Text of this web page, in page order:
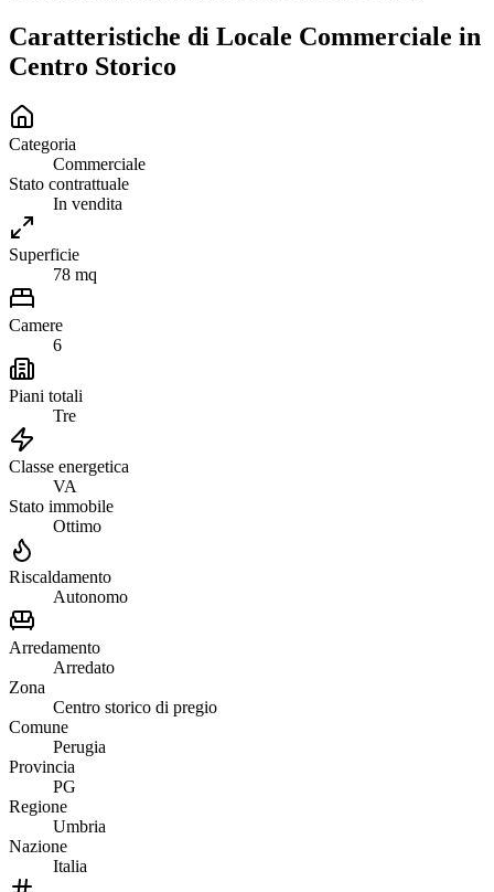
Caratteristiche di Locale Commerciale in
Centro Storico
Categoria
Commerciale
Stato contrattuale
In vendita
Superficie
78 mq
Camere
6
Piani totali
Tre
Classe energetica
VA
Stato immobile
Ottimo
Riscaldamento
Autonomo
Arredamento
Arredato
Zona
Centro storico di pregio
Comune
Perugia
Provincia
PG
Regione
Umbria
Nazione
Italia